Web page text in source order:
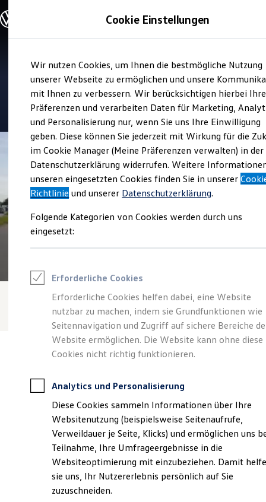
Hauptinhalt
springen
Footer
springen
Modelle und Konfigurator
Modelle vergleichen
Elektroautos
ENERGY Sondermodelle
Nutzfahrzeuge
SUV und CUV
Familienautos
Kombis
Kompaktwagen
Sportwagen
Schnell verfügbare Fahrzeuge
Angebote und Produkte
Aktuelle Angebote
E-Auto-Förderung
Volkswagen Marktplatz
Junge Gebrauchtwagen und Gebrauchtwagen
Volkswagen Zertifizierte Gebrauchtwagen
Zubehör- und Serviceangebote
Leasing
Leasing-Angebote
Gebrauchtwagen Leasing
Junge Gebrauchtwagen-Leasing
Elektroauto Leasing
Kleinwagen-Leasing
Leasing ohne Anzahlung
Finanzierung
Kfz-Versicherung
Restschuldversicherungen
Garantien
Wartungsverträge
Geschäftskunden
Professional Class bei Volkswagen
Großkunden
Behörden
Direktkunden
Sonderfahrzeuge
Anpfiff zum Gewinn
Verkauf und Service
Autohaus Wolfenbüttel
4.7| 159 Bewertungen
Verantwortlich für die Inhalte auf dieser Seite ist die Autohaus
Wolfenbüttel GmbH (Impressum & Rechtliches)
Frankfurter Straße 37, 38304 Wolfenbüttel
Cookie Einstellungen
Wir nutzen Cookies, um Ihnen die bestmögliche Nutzung
unserer Webseite zu ermöglichen und unsere
mit Ihnen zu verbessern. Wir berücksichtigen hierbei Ihre
Präferenzen und verarbeiten Daten für Marketing,
und Personalisierung nur, wenn Sie uns Ihre Einwilligung
geben. Diese können Sie jederzeit mit Wirkung für die
im Cookie Manager (Meine Präferenzen verwalten) in der
Datenschutzerklärung widerrufen. Weitere
unseren eingesetzten Cookies finden Sie in unserer
Richtlinie und unserer Datenschutzerklärung.
Folgende Kategorien von Cookies werden durch uns
eingesetzt:
Erforderliche Cookies
Erforderliche Cookies helfen dabei, eine Website
nutzbar zu machen, indem sie Grundfunktionen wie
Seitennavigation und Zugriff auf sichere Bereiche
Website ermöglichen. Die Website kann ohne diese
Cookies nicht richtig funktionieren.
Analytics und Personalisierung
Diese Cookies sammeln Informationen über Ihre
Websitenutzung (beispielsweise Seitenaufrufe,
Verweildauer je Seite, Klicks) und ermöglichen uns
Teilnahme, Ihre Umfrageergebnisse in die
Websiteoptimierung mit einzubeziehen. Damit
sie uns, Ihr Nutzererlebnis persönlich auf Sie
zuzuschneiden.